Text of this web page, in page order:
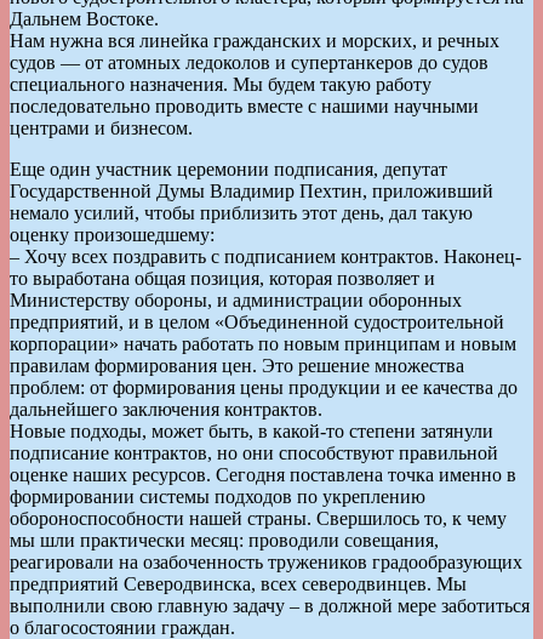
Дальнем Востоке.
Нам нужна вся линейка гражданских и морских, и речных
судов — от атомных ледоколов и супертанкеров до судов
специального назначения. Мы будем такую работу
последовательно проводить вместе с нашими научными
центрами и бизнесом.
Еще один участник церемонии подписания, депутат
Государственной Думы Владимир Пехтин, приложивший
немало усилий, чтобы приблизить этот день, дал такую
оценку произошедшему:
– Хочу всех поздравить с подписанием контрактов. Наконец-
то выработана общая позиция, которая позволяет и
Министерству обороны, и администрации оборонных
предприятий, и в целом «Объединенной судостроительной
корпорации» начать работать по новым принципам и новым
правилам формирования цен. Это решение множества
проблем: от формирования цены продукции и ее качества до
дальнейшего заключения контрактов.
Новые подходы, может быть, в какой-то степени затянули
подписание контрактов, но они способствуют правильной
оценке наших ресурсов. Сегодня поставлена точка именно в
формировании системы подходов по укреплению
обороноспособности нашей страны. Свершилось то, к чему
мы шли практически месяц: проводили совещания,
реагировали на озабоченность тружеников градообразующих
предприятий Северодвинска, всех северодвинцев. Мы
выполнили свою главную задачу – в должной мере заботиться
о благосостоянии граждан.